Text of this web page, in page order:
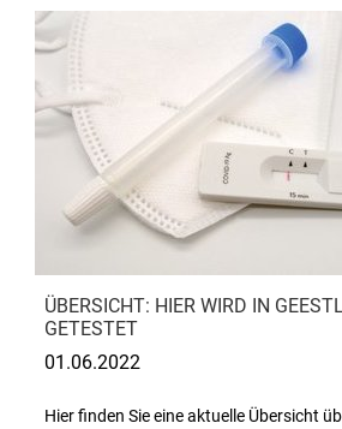
ÜBERSICHT: HIER WIRD IN
GETESTET
01.06.2022
Hier finden Sie eine aktuelle Übersicht